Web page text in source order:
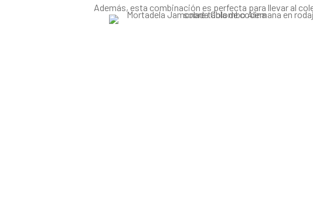
Además, esta combinación es perfecta para llevar al